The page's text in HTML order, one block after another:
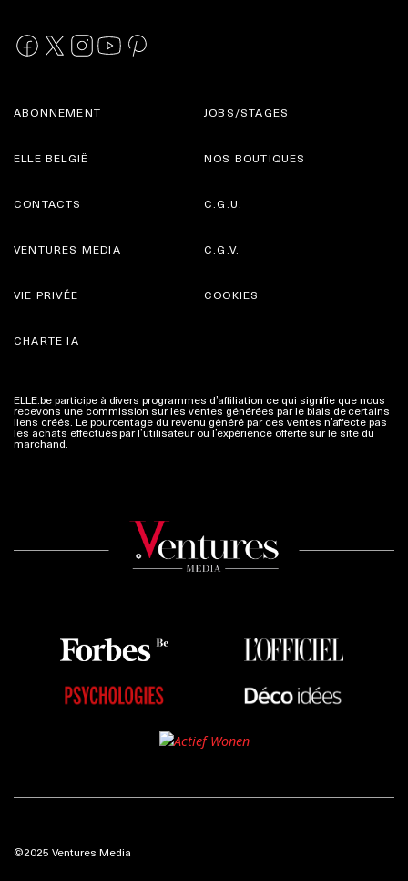
ABONNEMENT
ELLE BELGIË
JOBS/STAGES
NOS BOUTIQUES
CONTACTS
VENTURES MEDIA
C.G.U.
C.G.V.
VIE PRIVÉE
CHARTE IA
COOKIES
ELLE.be participe à divers programmes d’affiliation ce qui signifie que nous
recevons une commission sur les ventes générées par le biais de certains
liens créés. Le pourcentage du revenu généré par ces ventes n’affecte pas
les achats effectués par l’utilisateur ou l’expérience offerte sur le site du
marchand. Plus d'infos
©2025 Ventures Media